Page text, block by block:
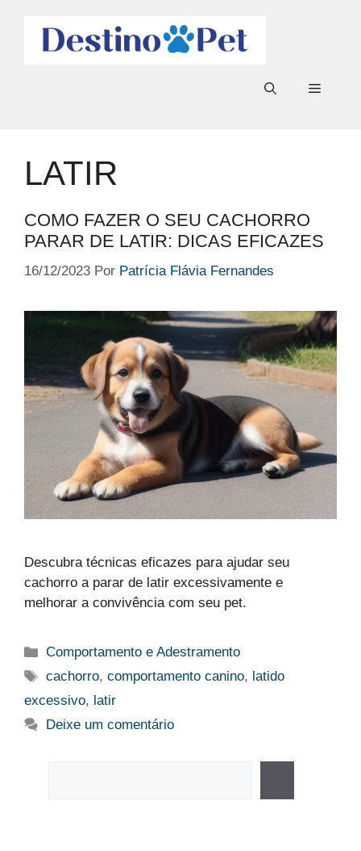
Menu
LATIR
COMO FAZER O SEU CACHORRO
PARAR DE LATIR: DICAS EFICAZES
16/12/2023 Por Patrícia Flávia Fernandes
Descubra técnicas eficazes para ajudar seu
cachorro a parar de latir excessivamente e
melhorar a convivência com seu pet.
Categorias
Comportamento e Adestramento
Tags
cachorro,comportamento canino, latido
excessivo, latir
Deixe um comentário